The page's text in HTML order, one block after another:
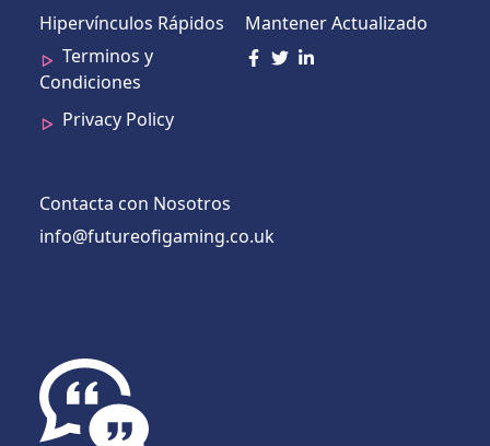
Hipervínculos Rápidos
Terminos y
Condiciones
Privacy Policy
Mantener Actualizado
Contacta con Nosotros
info@futureofigaming.co.uk